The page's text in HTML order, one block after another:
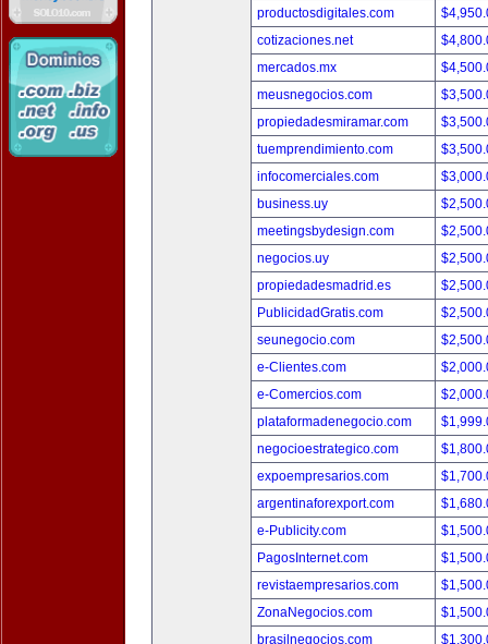
productosdigitales.com
cotizaciones.net
mercados.mx
meusnegocios.com
propiedadesmiramar.com
tuemprendimiento.com
infocomerciales.com
business.uy
meetingsbydesign.com
negocios.uy
propiedadesmadrid.es
PublicidadGratis.com
seunegocio.com
e-Clientes.com
e-Comercios.com
plataformadenegocio.com
negocioestrategico.com
expoempresarios.com
argentinaforexport.com
e-Publicity.com
PagosInternet.com
revistaempresarios.com
ZonaNegocios.com
brasilnegocios.com